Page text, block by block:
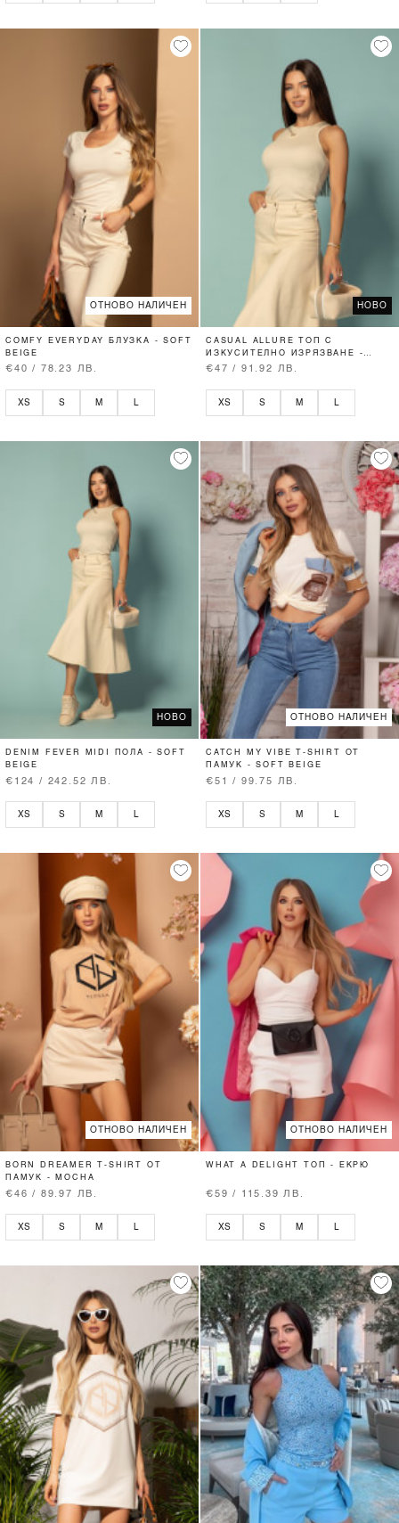
ОТНОВО НАЛИЧЕН
COMFY EVERYDAY БЛУЗКА - SOFT
BEIGE
€40 / 78.23 ЛВ.
XS S M
НОВО
CASUAL ALLURE ТОП С
ИЗКУСИТЕЛНО ИЗРЯЗВАНЕ -
SOFT BEIGE
€47 / 91.92 ЛВ.
XS S M
НОВО
DENIM FEVER MIDI ПОЛА - SOFT
BEIGE
€124 / 242.52 ЛВ.
XS S M L
ОТНОВО НАЛИЧЕН
CATCH MY VIBE T-SHIRT ОТ
ПАМУК - SOFT BEIGE
€51 / 99.75 ЛВ.
XS S M L
ОТНОВО НАЛИЧЕН
BORN DREAMER T-SHIRT ОТ
ПАМУК - MOCHA
€46 / 89.97 ЛВ.
XS S M
ОТНОВО НАЛИЧЕН
WHAT A DELIGHT ТОП - ЕКРЮ
€59 / 115.39 ЛВ.
XS S M